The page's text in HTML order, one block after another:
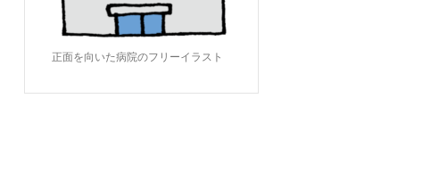
正面を向いた病院のフリーイラスト